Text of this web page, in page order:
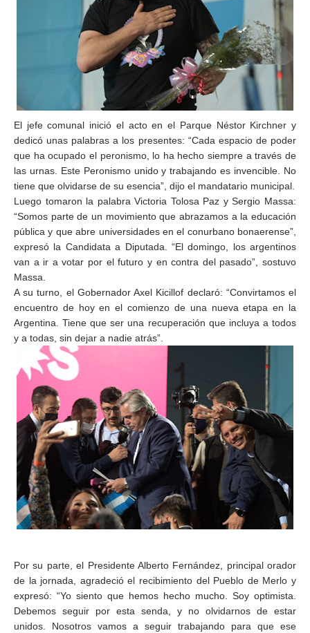
El jefe comunal inició el acto en el Parque Néstor Kirchner y
dedicó unas palabras a los presentes: “Cada espacio de poder
que ha ocupado el peronismo, lo ha hecho siempre a través de
las urnas. Este Peronismo unido y trabajando es invencible. No
tiene que olvidarse de su esencia”, dijo el mandatario municipal.
Luego tomaron la palabra Victoria Tolosa Paz y Sergio Massa:
“Somos parte de un movimiento que abrazamos a la educación
pública y que abre universidades en el conurbano bonaerense”,
expresó la Candidata a Diputada. “El domingo, los argentinos
van a ir a votar por el futuro y en contra del pasado”, sostuvo
Massa.
A su turno, el Gobernador Axel Kicillof declaró: “Convirtamos el
encuentro de hoy en el comienzo de una nueva etapa en la
Argentina. Tiene que ser una recuperación que incluya a todos
y a todas, sin dejar a nadie atrás”.
Por su parte, el Presidente Alberto Fernández, principal orador
de la jornada, agradeció el recibimiento del Pueblo de Merlo y
expresó: “Yo siento que hemos hecho mucho. Soy optimista.
Debemos seguir por esta senda, y no olvidarnos de estar
unidos. Nosotros vamos a seguir trabajando para que ese